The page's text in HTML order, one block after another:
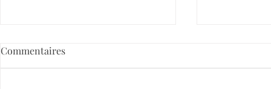
Commentaires